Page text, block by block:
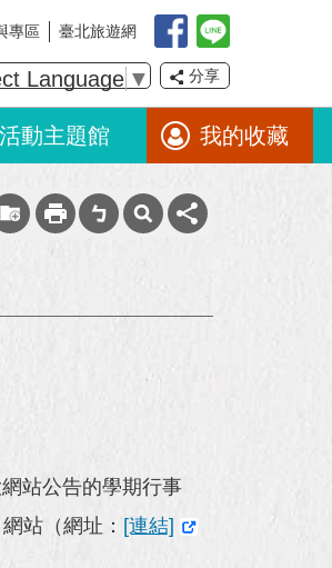
專區 臺北旅遊網
Language ▼ 分享
活動主題館 我的收藏
站公告的學期行事
站（網址： [連結]